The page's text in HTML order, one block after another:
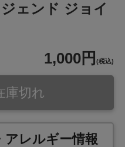
ジェンド ジョイ
1,000円 (税込)
庫切れ
アレルギー情報